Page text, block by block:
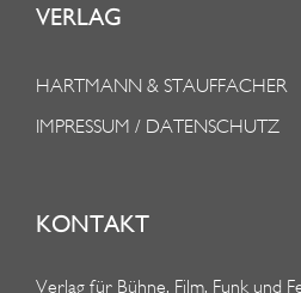
VERLAG
HARTMANN & STAUFFACHER
IMPRESSUM / DATENSCHUTZ
KONTAKT
Verlag für Bühne, Film, Funk und